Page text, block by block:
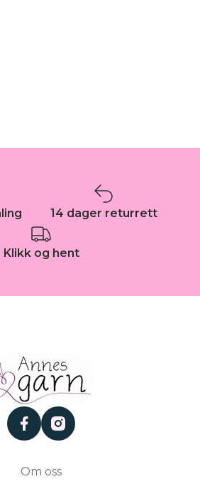
14 dager returrett
Klikk og hent
facebookinstagram
Om oss